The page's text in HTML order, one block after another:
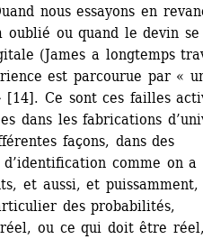
nous essayons en
oublié ou quand le devin se
(James a longtemps
est parcourue par «
Ce sont ces failles
dans les fabrications
façons, dans des
comme on a
et aussi, et
des probabilités,
ou ce qui doit être